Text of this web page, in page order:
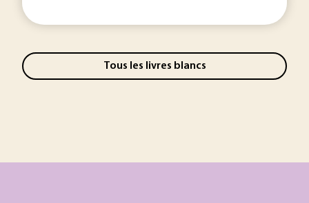
Tous les livres blancs